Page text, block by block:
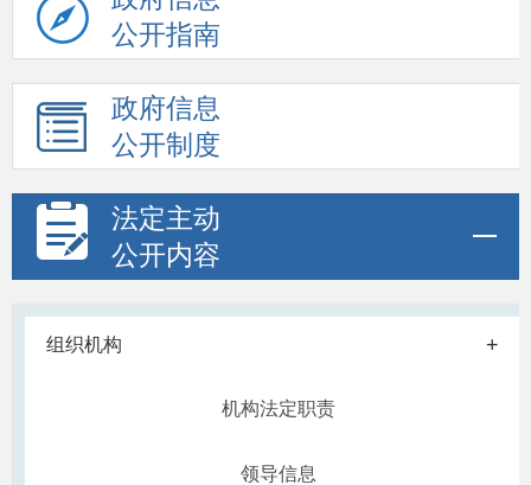
公开指南
政府信息
公开制度
法定主动
公开内容
组织机构 +
机构法定职责
领导信息